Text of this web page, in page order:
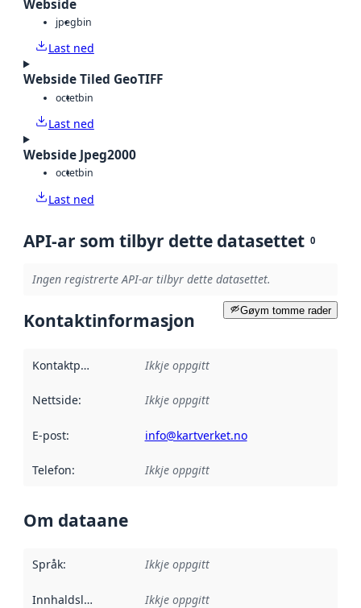
Webside
jpegbin
Last ned
Webside Tiled GeoTIFF
octetbin
Last ned
Webside Jpeg2000
octetbin
Last ned
API-ar som tilbyr dette datasettet 0
Ingen registrerte API-ar tilbyr dette datasettet.
Gøym tomme rader
Kontaktinformasjon
Kontaktpunkt Ikkje oppgitt
Nettside: Ikkje oppgitt
E-post: info@kartverket.no
Telefon: Ikkje oppgitt
Om dataane
Språk: Ikkje oppgitt
Innhaldsleverandørar :
Ikkje oppgitt